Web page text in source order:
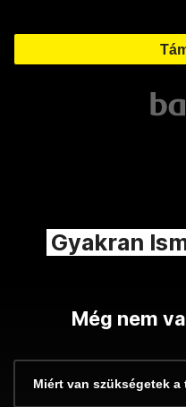
Gyakran
Még nem
Miért van szükségetek a